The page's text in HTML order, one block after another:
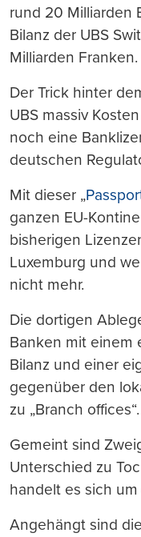
rund 20 Milliarden
Bilanz der UBS
Milliarden Franken.
Der Trick hinter
UBS massiv
noch eine
deutschen
Mit dieser „
ganzen EU-
bisherigen
Luxemburg und
nicht mehr.
Die dortigen
Banken mit einem
Bilanz und einer
gegenüber den
zu „Branch offices“.
Gemeint sind
Unterschied zu
handelt es sich
Angehängt sind